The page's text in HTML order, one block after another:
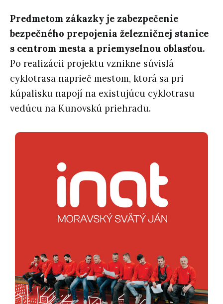
Predmetom zákazky je zabezpečenie
bezpečného prepojenia železničnej stanice
s centrom mesta a priemyselnou oblasťou.
Po realizácii projektu vznikne súvislá
cyklotrasa naprieč mestom, ktorá sa pri
kúpalisku napojí na existujúcu cyklotrasu
vedúcu na Kunovskú priehradu.